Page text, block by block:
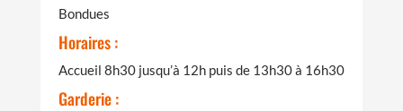
Bondues
Horaires :
Accueil 8h30 jusqu’à 12h puis de 13h30 à 16h30
Garderie :